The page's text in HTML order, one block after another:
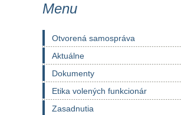
Menu
Otvorená samospráva
Aktuálne
Dokumenty
Etika volených funkcionár
Zasadnutia